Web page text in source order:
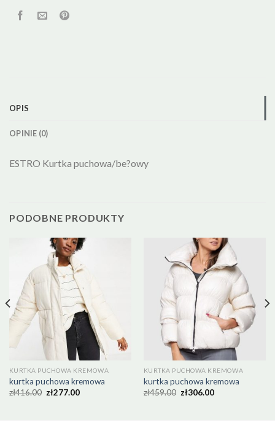
OPIS
OPINIE (0)
ESTRO Kurtka puchowa/be?owy
PODOBNE PRODUKTY
KURTKA PUCHOWA KREMOWA
kurtka puchowa kremowa
zł416.00 zł277.00
KURTKA PUCHOWA KREMOWA
kurtka puchowa kremowa
zł459.00 zł306.00